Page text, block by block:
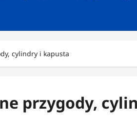
cylindry i kapusta
przygody,